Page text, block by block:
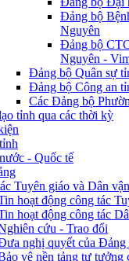
Đảng bộ
Nguyên
Đảng bộ
Nguyên -
Đảng bộ Quân sự
Đảng bộ Công an
Các Đảng bộ
tỉnh qua các thời kỳ
- Quốc tế
Tuyên giáo và Dân vận
hoạt động công tác
hoạt động công tác
cứu - Trao đổi
nghị quyết của Đảng
vệ nền tảng tư tưởng